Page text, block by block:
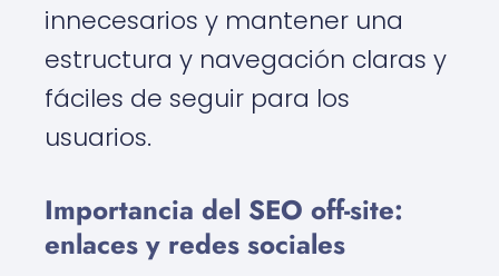
innecesarios y mantener una
estructura y navegación claras y
fáciles de seguir para los
usuarios.
Importancia del SEO off-site:
enlaces y redes sociales